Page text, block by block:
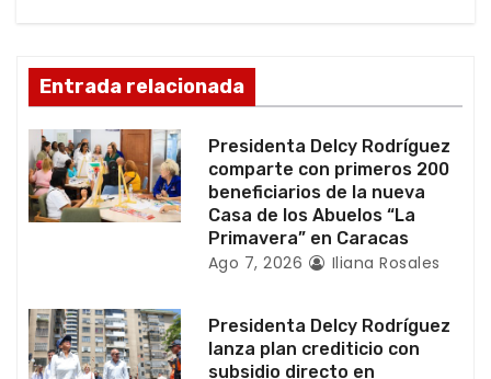
d
e
e
n
r
a
Entrada relacionada
Presidenta Delcy Rodríguez
comparte con primeros 200
beneficiarios de la nueva
Casa de los Abuelos “La
Primavera” en Caracas
Ago 7, 2026 Iliana Rosales
Presidenta Delcy Rodríguez
lanza plan crediticio con
subsidio directo en